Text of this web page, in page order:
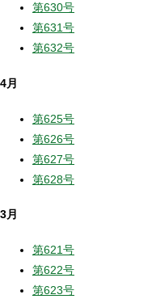
第630号
第631号
第632号
4月
第625号
第626号
第627号
第628号
3月
第621号
第622号
第623号